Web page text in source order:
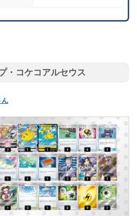
・コケコアルセウス
ん